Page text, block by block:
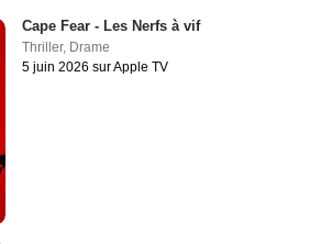
Cape Fear - Les Nerfs à vif
Thriller, Drame
5 juin 2026 sur Apple TV